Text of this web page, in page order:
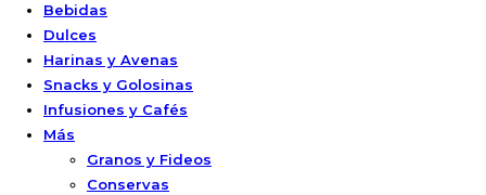
Bebidas
Dulces
Harinas y Avenas
Snacks y Golosinas
Infusiones y Cafés
Más
Granos y Fideos
Conservas